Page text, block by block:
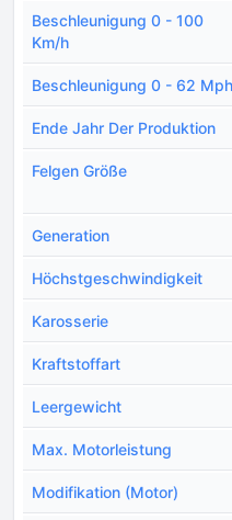
Beschleunigung 0 - 100
Km/h
Beschleunigung 0 - 62 Mph
Ende Jahr Der Produktion
Felgen Größe
Generation
Höchstgeschwindigkeit
Karosserie
Kraftstoffart
Leergewicht
Max. Motorleistung
Modifikation (Motor)